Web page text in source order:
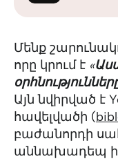
Մենք
որը կրում է «
Այն նվիրված է
հավելվածի (
բաժանորդի
աննախադեպ